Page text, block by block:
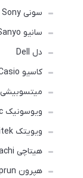
سونی Sony
سانیو Sanyo
دل Dell
کاسیو Casio
میتسوبیشی Mitsubishi
ویوسونیک Viwesonic
ویویتک Vivitek
هیتاچی Hitachi
هپرون Happrun